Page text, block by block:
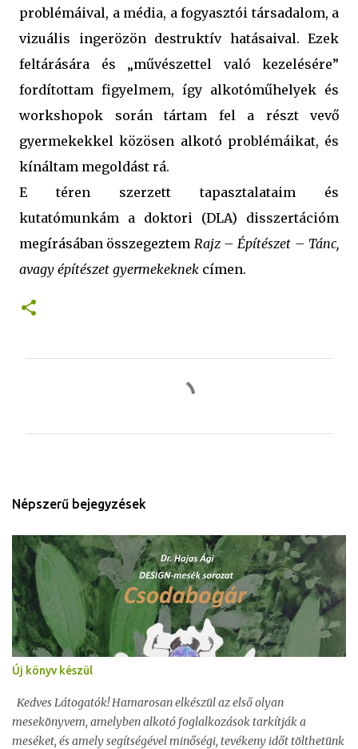
problémáival, a média, a fogyasztói társadalom, a
vizuális ingerözön destruktív hatásaival. Ezek
feltárására és „művészettel való kezelésére”
fordítottam figyelmem, így alkotóműhelyek és
workshopok során tártam fel a részt vevő
gyermekekkel közösen alkotó problémáikat, és
kínáltam megoldást rá.
E téren szerzett tapasztalataim és
kutatómunkám a doktori (DLA) disszertációm
megírásában összegeztem Rajz – Építészet – Tánc,
avagy építészet gyermekeknek címen.
g
z
é
s
e
k
Népszerű bejegyzések
Új könyv készül
Kedves Látogatók! Hamarosan elkészül az első olyan
mesekönyvem, amelyben alkotó foglalkozások tarkítják a
meséket, és amely segítségével minőségi, tevékeny időt tölthetünk